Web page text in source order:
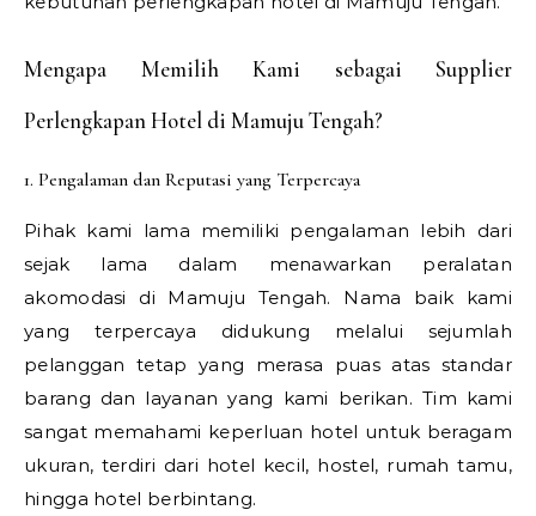
Mengapa Memilih Kami sebagai Supplier
Perlengkapan Hotel di Mamuju Tengah?
1. Pengalaman dan Reputasi yang Terpercaya
Pihak kami lama memiliki pengalaman lebih dari
sejak lama dalam menawarkan peralatan
akomodasi di Mamuju Tengah. Nama baik kami
yang terpercaya didukung melalui sejumlah
pelanggan tetap yang merasa puas atas standar
barang dan layanan yang kami berikan. Tim kami
sangat memahami keperluan hotel untuk beragam
ukuran, terdiri dari hotel kecil, hostel, rumah tamu,
hingga hotel berbintang.